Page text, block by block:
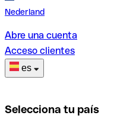
Nederland
Abre una cuenta
Acceso clientes
es
Selecciona tu país